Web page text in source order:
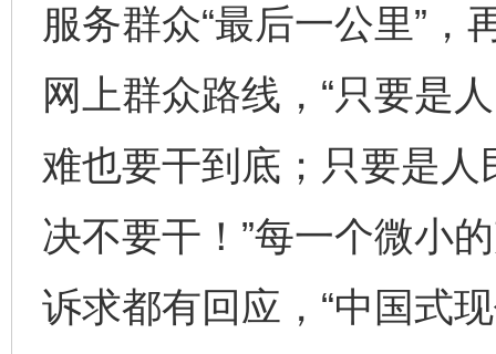
服务群众“最后一公里”
网上群众路线，“只要是
难也要干到底；只要是
决不要干！”每一个微小
诉求都有回应，“中国式